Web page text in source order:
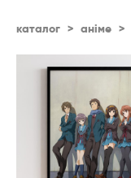
каталог > аніме >